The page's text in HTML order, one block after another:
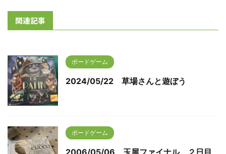
関連記事
ボードゲーム
2024/05/22 草場さんと遊ぼう
ボードゲーム
2006/05/06 玉屋ファイナル ２日目